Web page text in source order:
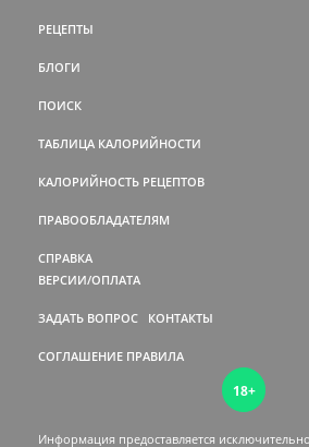
РЕЦЕПТЫ
БЛОГИ
ПОИСК
ТАБЛИЦА КАЛОРИЙНОСТИ
КАЛОРИЙНОСТЬ РЕЦЕПТОВ
ПРАВООБЛАДАТЕЛЯМ
СПРАВКА
ВЕРСИИ/ОПЛАТА
ЗАДАТЬ ВОПРОС КОНТАКТЫ
СОГЛАШЕНИЕ ПРАВИЛА
18+
Информация предоставляется